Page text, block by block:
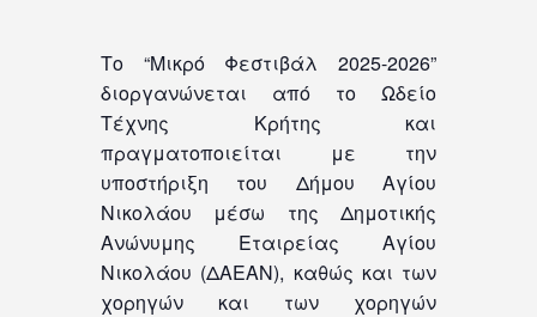
Το “Μικρό Φεστιβάλ 2025-2026”
διοργανώνεται από το Ωδείο
Τέχνης Κρήτης και
πραγματοποιείται με την
υποστήριξη του Δήμου Αγίου
Νικολάου μέσω της Δημοτικής
Ανώνυμης Εταιρείας Αγίου
Νικολάου (ΔΑΕΑΝ), καθώς και των
χορηγών και των χορηγών